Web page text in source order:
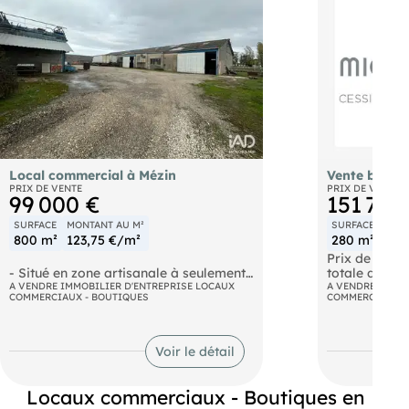
Local commercial à Mézin
PRIX DE VENTE
99 000 €
SURFACE
800 m²
MONTANT AU M²
123,75 €/m²
- Situé en zone artisanale à seulement
10 minutes de Nérac et à proximité des
axes autoroutiers, ce bâtiment
adapté aux activités artisanales,
industrielles ou de stockage. Implanté
environ, il bénéficie de vastes espaces
extérieurs facilitant l’accès et les
A VENDRE IMMOBILIER D'ENTREPRISE LOCAUX
COMMERCIAUX - BOUTIQUES
Voir le détail
Vente
PRIX DE VENTE
151
SURFACE
280 m²
Prix de murs
totale du
AGE038519
A VENDRE
COMMERCIAUX
Locaux commerciaux - Boutiques en